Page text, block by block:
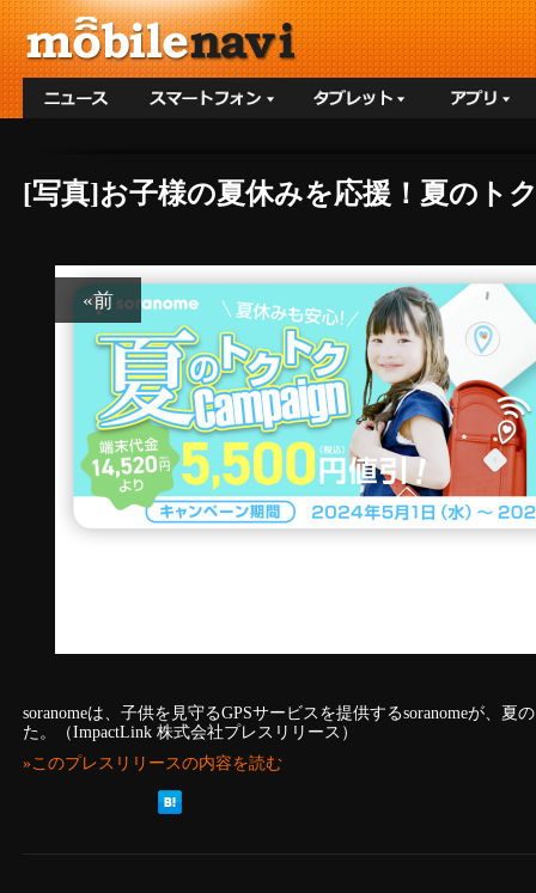
[写真]お子様の夏休みを応援！夏のト
«前
soranomeは、子供を見守るGPSサービスを提供するsoranomeが、
た。（ImpactLink 株式会社プレスリリース）
»このプレスリリースの内容を読む